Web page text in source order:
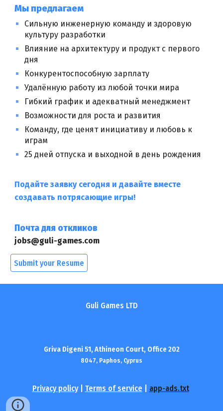
Мы предлагаем
Сильную инженерную команду и здоровую
культуру разработки
Влияние на архитектуру и продукт с первого
дня
Конкурентоспособную зарплату
Удалённую работу из любой точки мира
Гибкий график и адекватный менеджмент
Возможности для роста и развития
Команду, где ценят инициативу и любовь к
играм
25 дней отпуска и выходной в день рождения
Подайте заявку сегодня и давайте вместе
создавать потрясающие игры!
Почта для откликов
jobs@guli-games.com
Submit your Resume
Guli Games LTD
Griva Digeni 51, Athineon Court, Office 202
8047, Paphos, Cyprus
Privacy policy| Terms of service app-ads.txt